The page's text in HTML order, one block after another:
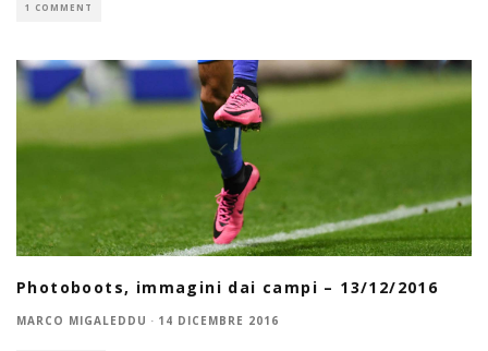
1 COMMENT
Photoboots, immagini dai campi – 13/12/2016
MARCO MIGALEDDU · 14 DICEMBRE 2016